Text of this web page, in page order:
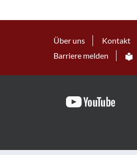
Über uns Kontakt
Barriere melden